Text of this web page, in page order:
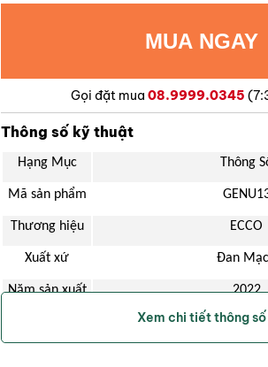
Gọi đặt mua 08.9999.0345
Thông số kỹ thuật
Hạng Mục Thông
Mã sản phẩm
Thương hiệu ECCO
Xuất xứ Đan
Năm sản xuất 2022
White
Xem chi tiết thông số